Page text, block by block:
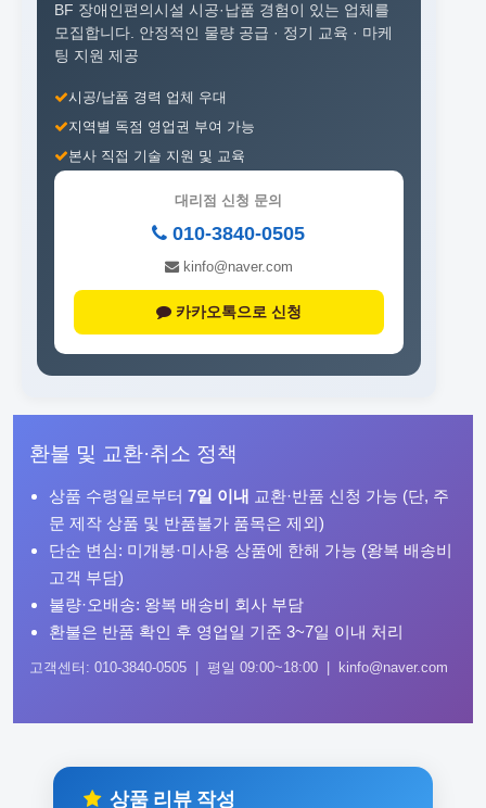
BF 장애인편의시설 시공·납품 경험이 있는 업체를
모집합니다. 안정적인 물량 공급 · 정기 교육 · 마케
팅 지원 제공
시공/납품 경력 업체 우대
지역별 독점 영업권 부여 가능
본사 직접 기술 지원 및 교육
대리점 신청 문의
010-3840-0505
kinfo@naver.com
카카오톡으로 신청
환불 및 교환·취소 정책
상품 수령일로부터 7일 이내 교환·반품 신청 가능 (단, 주
문 제작 상품 및 반품불가 품목은 제외)
단순 변심: 미개봉·미사용 상품에 한해 가능 (왕복 배송비
고객 부담)
불량·오배송: 왕복 배송비 회사 부담
환불은 반품 확인 후 영업일 기준 3~7일 이내 처리
고객센터: 010-3840-0505 | 평일 09:00~18:00 | kinfo@naver.com
상품 리뷰 작성